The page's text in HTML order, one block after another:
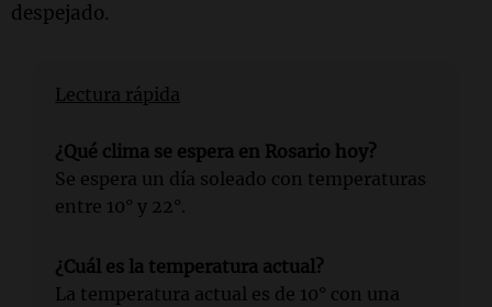
despejado.
Lectura rápida
¿Qué clima se espera en Rosario hoy?
Se espera un día soleado con temperaturas
entre 10° y 22°.
¿Cuál es la temperatura actual?
La temperatura actual es de 10° con una